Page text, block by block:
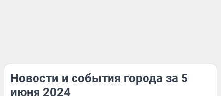
Новости и события города за 5
июня 2024